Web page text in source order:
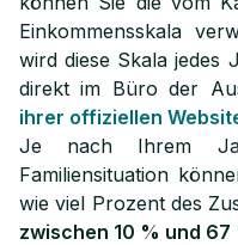
Einkommensskala
wird diese Skala jedes
direkt im Büro der
ihrer offiziellen
Je nach Ihrem
Familiensituation
wie viel Prozent des
zwischen 10 % und 67